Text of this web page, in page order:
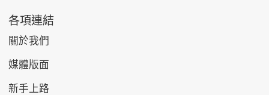
各項連結
關於我們
媒體版面
新手上路